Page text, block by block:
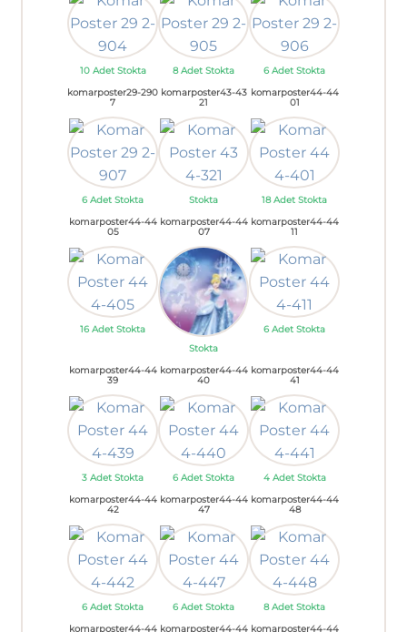
10 Adet Stokta 8 Adet Stokta
6 Adet Stokta
komarposter29-290
7
6 Adet Stokta
komarposter43-43
21
Stokta
komarposter44-44
01
18 Adet Stokta
komarposter44-44
05
16 Adet Stokta
komarposter44-44
07
Stokta
komarposter44-44
11
6 Adet Stokta
komarposter44-44
39
3 Adet Stokta
komarposter44-44
40
6 Adet Stokta
komarposter44-44
41
4 Adet Stokta
komarposter44-44
42
6 Adet Stokta
komarposter44-44
47
6 Adet Stokta
komarposter44-44
48
8 Adet Stokta
komarposter44-44 komarposter44-44 komarposter44-44